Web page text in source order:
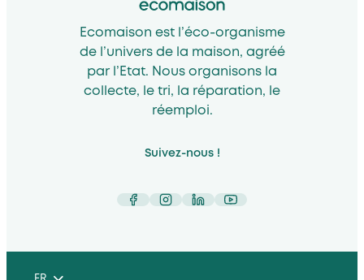
Ecomaison est l’éco-organisme
de l’univers de la maison, agréé
par l’Etat. Nous organisons la
collecte, le tri, la réparation, le
réemploi.
Suivez-nous !
Facebook
Instagram
LinkedIn
YouTube